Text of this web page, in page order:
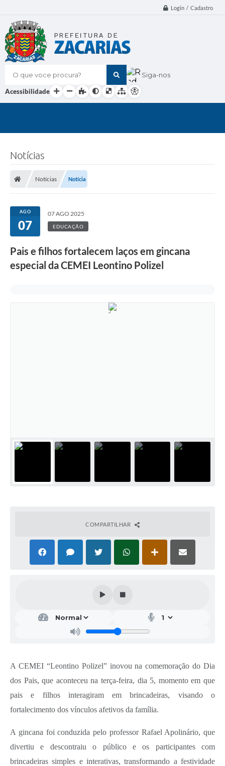
Login / Cadastro
O que voce procura? Siga-nos
Acessibilidade
Notícias
Notícias Notícia
AGO
07
07 AGO 2025
EDUCAÇÃO
Pais e filhos fortalecem laços em gincana
especial da CEMEI Leontino Polizel
COMPARTILHAR
A CEMEI “Leontino Polizel” inovou na comemoração do Dia
dos Pais, que aconteceu na terça-feira, dia 5, momento em que
pais e filhos interagiram em brincadeiras, visando o
fortalecimento dos vínculos afetivos da família.
A gincana foi conduzida pelo professor Rafael Apolinário, que
divertiu e descontraiu o público e os participantes com
brincadeiras simples e interativas, transformando a festividade